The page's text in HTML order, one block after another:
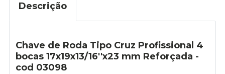
Descrição
Chave de Roda Tipo Cruz Profissional 4
bocas 17x19x13/16''x23 mm Reforçada -
cod 03098